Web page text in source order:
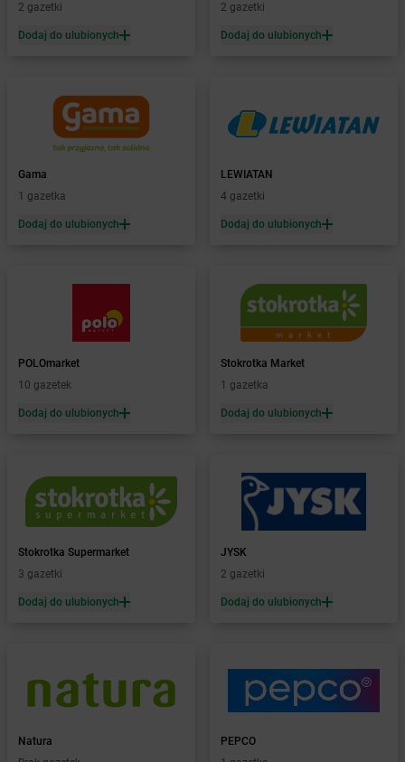
Żabka Bełchatów
Bestwina
Bestwinka
Bezrzecze
Żabka
Żabka Biała
Żabka
Biała Druga
Biała Rawska
Białka
Białka Tatrzańska
Żabka Białobrzegi
Żabka Białogard
Żabka Białogóra
Żabka Biały Dunajec
Żabka Białystok
Żabka Bibice
Żabka Biecz
Żabka Biedrusko
Żabka Bielany Wrocławskie
Bielsk Podlaski
Bielsko
Żabka
Żabka Bieruń
2 gazetki
Dodaj do ulubionych
2 gazetki
Dodaj do ulubionych
Gama
1 gazetka
Dodaj do ulubionych
LEWIATAN
4 gazetki
Dodaj do ulubionych
POLOmarket
10 gazetek
Dodaj do ulubionych
Stokrotka Market
1 gazetka
Dodaj do ulubionych
Stokrotka Supermarket
3 gazetki
Dodaj do ulubionych
JYSK
2 gazetki
Dodaj do ulubionych
Natura
PEPCO